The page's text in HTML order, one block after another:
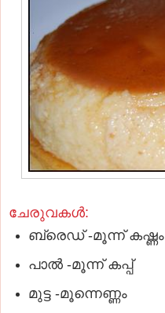
ചേരുവകള്‍:
ബ്രെഡ് -മൂന്ന് കഷ്ണം
പാല്‍ -മൂന്ന് കപ്പ്
മുട്ട -മൂന്നെണ്ണം